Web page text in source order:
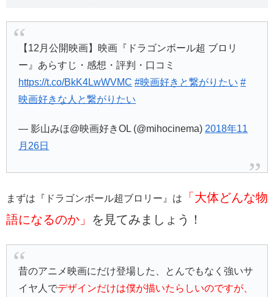
【12月公開映画】映画『ドラゴンボール超 ブロリ
ー』あらすじ・感想・評判・口コミ
https://t.co/BkK4LwWVMC #映画好きと繋がりたい #
映画好きな人と繋がりたい
— 影山みほ@映画好きOL (@mihocinema) 2018年11
月26日
まずは『ドラゴンボール超ブロリー』は
「大体どんな物
語になるのか」 を見てみましょう！
昔のアニメ映画にだけ登場した、とんでもなく強いサ
イヤ人でデザインだけは僕が描いたらしいのですが、